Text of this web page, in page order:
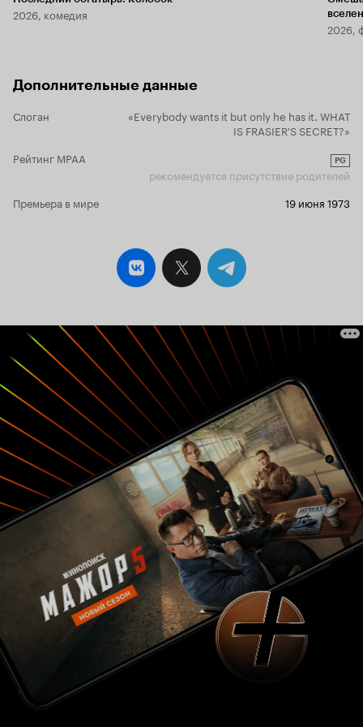
2026, комедия
2026,
Дополнительные данные
Слоган
«Everybody wants it but only he has it. WHAT
IS FRASIER'S SECRET?»
Рейтинг MPAA
PG
рекомендуется присутствие родителей
Премьера в мире
19 июня 1973